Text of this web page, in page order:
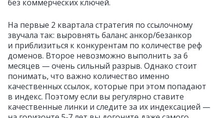
без коммерческих ключей.
На первые 2 квартала стратегия по ссылочному
звучала так: выровнять баланс анкор/безанкор
и приблизиться к конкурентам по количестве реф
доменов. Второе невозможно выполнить за 6
месяцев — очень сильный разрыв. Однако стоит
понимать, что важно количество именно
качественных ссылок, которые при этом попадают
в индекс. Поэтому если вы регулярно ставите
качественные линки и следите за их индексацией —